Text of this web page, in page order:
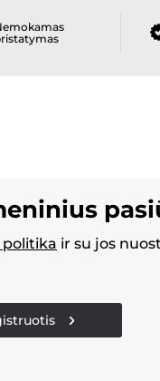
ir su jos